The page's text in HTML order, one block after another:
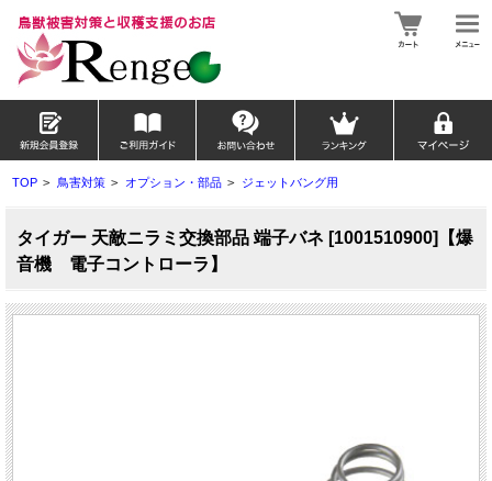
TOP > 鳥害対策 > オプション・部品 > ジェットバング用
タイガー 天敵ニラミ交換部品 端子バネ [1001510900]【爆
音機 電子コントローラ】